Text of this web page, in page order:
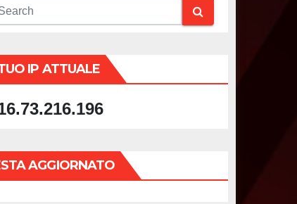
IP ATTUALE
AGGIORNATO